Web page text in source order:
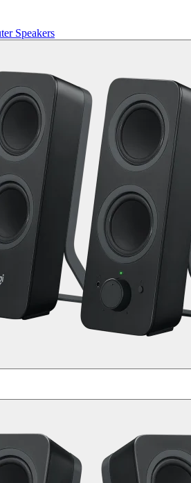
Speakers